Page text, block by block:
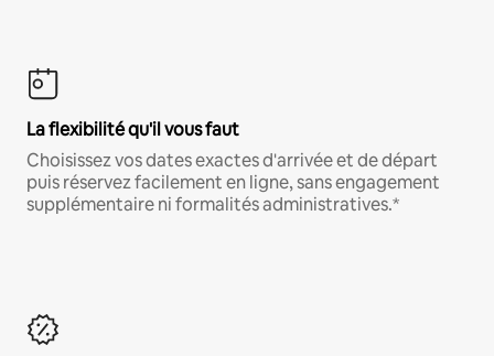
La flexibilité qu'il vous faut
Choisissez vos dates exactes d'arrivée et de départ
puis réservez facilement en ligne, sans engagement
supplémentaire ni formalités administratives.*